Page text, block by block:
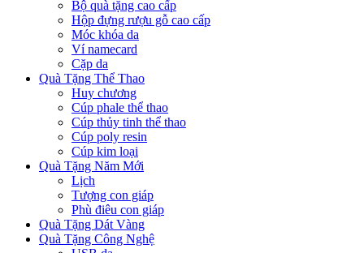
Bộ quà tặng cao cấp
Hộp đựng rượu gỗ cao cấp
Móc khóa da
Ví namecard
Cặp da
Quà Tặng Thể Thao
Huy chương
Cúp phale thể thao
Cúp thủy tinh thể thao
Cúp poly resin
Cúp kim loại
Quà Tặng Năm Mới
Lịch
Tượng con giáp
Phù điêu con giáp
Quà Tặng Dát Vàng
Quà Tặng Công Nghệ